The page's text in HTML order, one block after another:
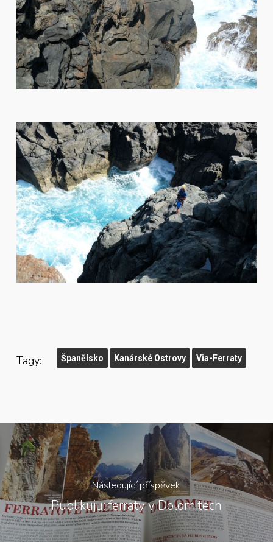
Tagy: Španělsko Kanárské Ostrovy Via-Ferraty
Následující příspěvek
Publikuju: ferraty v Dolomitech